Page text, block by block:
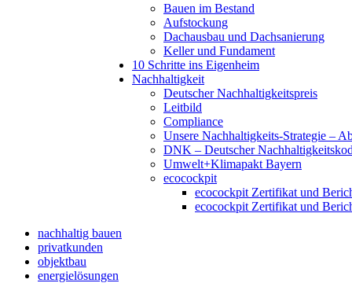
Bauen im Bestand
Aufstockung
Dachausbau und Dachsanierung
Keller und Fundament
10 Schritte ins Eigenheim
Nachhaltigkeit
Deutscher Nachhaltigkeitspreis
Leitbild
Compliance
Unsere Nachhaltigkeits-Strategie –
DNK – Deutscher
Umwelt+Klimapakt Bayern
ecocockpit
ecocockpit Zertifikat und
ecocockpit Zertifikat und
nachhaltig bauen
privatkunden
objektbau
energielösungen